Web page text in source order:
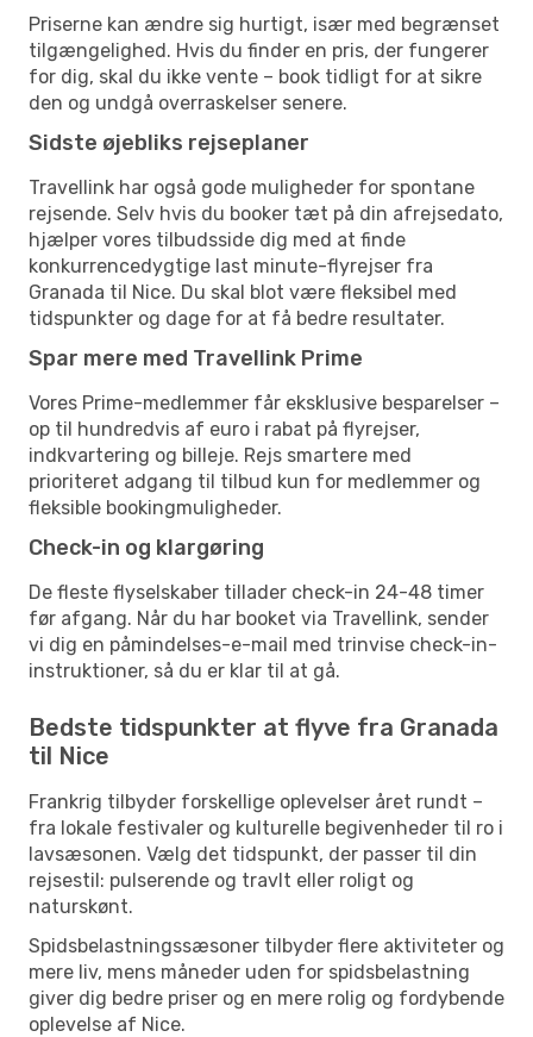
Priserne kan ændre sig hurtigt, især med begrænset
tilgængelighed. Hvis du finder en pris, der fungerer
for dig, skal du ikke vente – book tidligt for at sikre
den og undgå overraskelser senere.
Sidste øjebliks rejseplaner
Travellink har også gode muligheder for spontane
rejsende. Selv hvis du booker tæt på din afrejsedato,
hjælper vores tilbudsside dig med at finde
konkurrencedygtige last minute-flyrejser fra
Granada til Nice. Du skal blot være fleksibel med
tidspunkter og dage for at få bedre resultater.
Spar mere med Travellink Prime
Vores Prime-medlemmer får eksklusive besparelser –
op til hundredvis af euro i rabat på flyrejser,
indkvartering og billeje. Rejs smartere med
prioriteret adgang til tilbud kun for medlemmer og
fleksible bookingmuligheder.
Check-in og klargøring
De fleste flyselskaber tillader check-in 24-48 timer
før afgang. Når du har booket via Travellink, sender
vi dig en påmindelses-e-mail med trinvise check-in-
instruktioner, så du er klar til at gå.
Bedste tidspunkter at flyve fra Granada
til Nice
Frankrig tilbyder forskellige oplevelser året rundt –
fra lokale festivaler og kulturelle begivenheder til ro i
lavsæsonen. Vælg det tidspunkt, der passer til din
rejsestil: pulserende og travlt eller roligt og
naturskønt.
Spidsbelastningssæsoner tilbyder flere aktiviteter og
mere liv, mens måneder uden for spidsbelastning
giver dig bedre priser og en mere rolig og fordybende
oplevelse af Nice.